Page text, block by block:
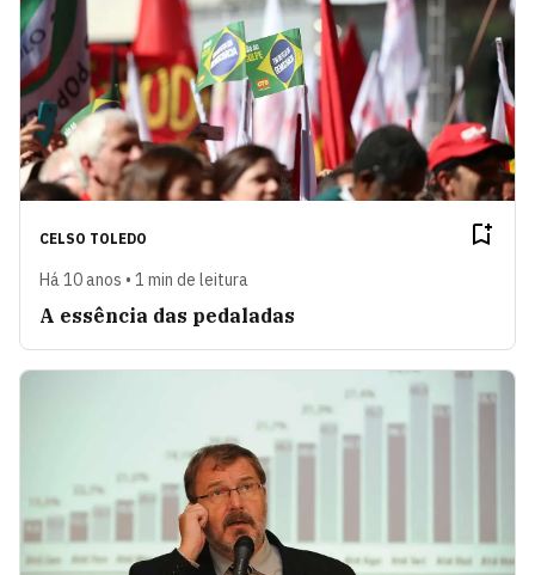
CELSO TOLEDO
Há 10 anos • 1 min de leitura
A essência das pedaladas